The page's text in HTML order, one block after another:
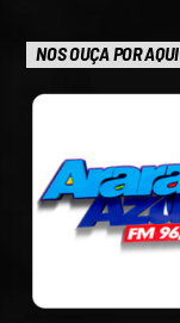
NOS OUÇA POR AQUI